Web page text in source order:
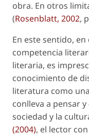
obra. En otros
(Rosenblatt, 2002,
En este sentido,
competencia
literaria, es
conocimiento de
literatura como
conlleva a pensar
sociedad y la
(2004), el lector